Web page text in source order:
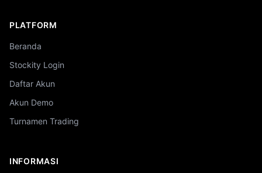
PLATFORM
Beranda
Stockity Login
Daftar Akun
Akun Demo
Turnamen Trading
INFORMASI